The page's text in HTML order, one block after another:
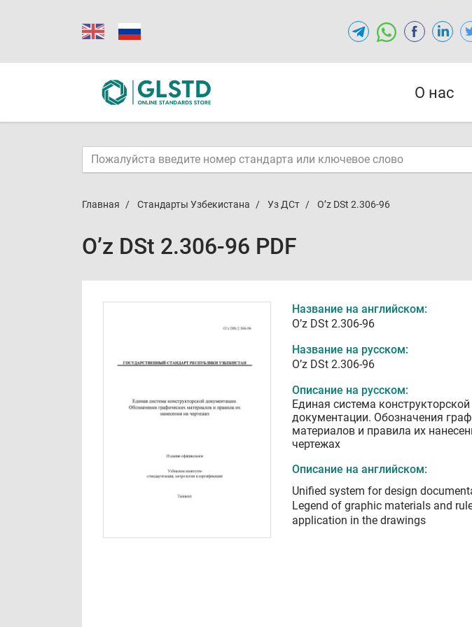
О нас
Главная Стандарты Узбекистана Уз ДСт O’z DSt 2.306-96
O’z DSt 2.306-96 PDF
Название на английском:
O’z DSt 2.306-96
Название на русском:
O’z DSt 2.306-96
Описание на русском:
Единая система конструкторской
документации. Обозначения
материалов и правила их
чертежах
Описание на английском:
Unified system for design
Legend of graphic materials and
application in the drawings